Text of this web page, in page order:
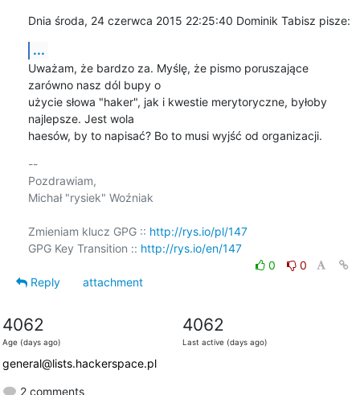
Dnia środa, 24 czerwca 2015 22:25:40 Dominik Tabisz pisze:
...
Uważam, że bardzo za. Myślę, że pismo poruszające
zarówno nasz dól bupy o
użycie słowa "haker", jak i kwestie merytoryczne, byłoby
najlepsze. Jest wola
haesów, by to napisać? Bo to musi wyjść od organizacji.
--
Pozdrawiam,
Michał "rysiek" Woźniak
Zmieniam klucz GPG :: http://rys.io/pl/147
GPG Key Transition :: http://rys.io/en/147
0
0
Reply
attachment
4062
Age (days ago)
4062
Last active (days ago)
general@lists.hackerspace.pl
2 comments